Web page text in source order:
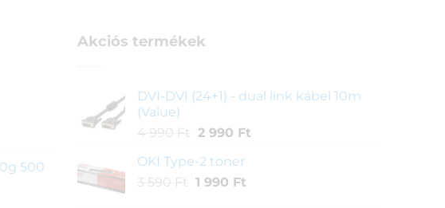
500
Akciós termékek
DVI-DVI (24+1) - dual link kábel 10m
(Value)
4 990 Ft Original
was:
4
2 990 FtCurrent
OKI Type-2 toner
3 590 Ft Original
1 990 FtCurrent